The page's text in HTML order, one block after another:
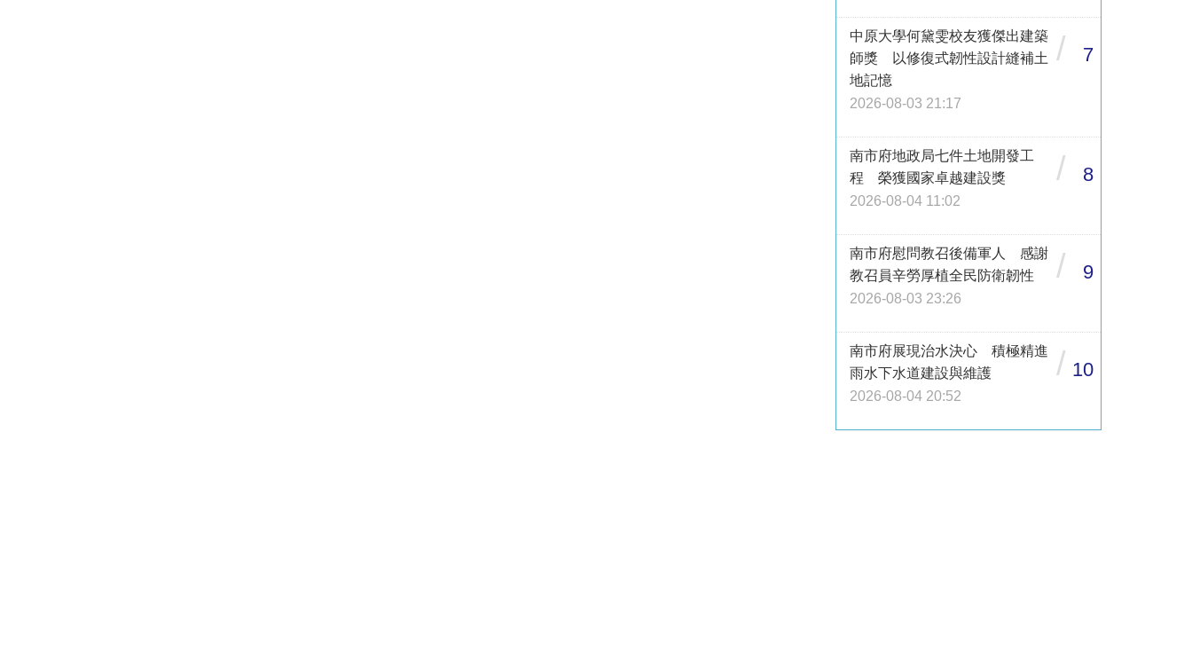
中原大學何黛雯校友獲傑出建築
師獎 以修復式韌性設計縫補土
地記憶
2026-08-03 21:17
/ 7
南市府地政局七件土地開發工
程 榮獲國家卓越建設獎
2026-08-04 11:02
/ 8
南市府慰問教召後備軍人 感謝
教召員辛勞厚植全民防衛韌性
2026-08-03 23:26
/ 9
南市府展現治水決心 積極精進
雨水下水道建設與維護
2026-08-04 20:52
/ 10